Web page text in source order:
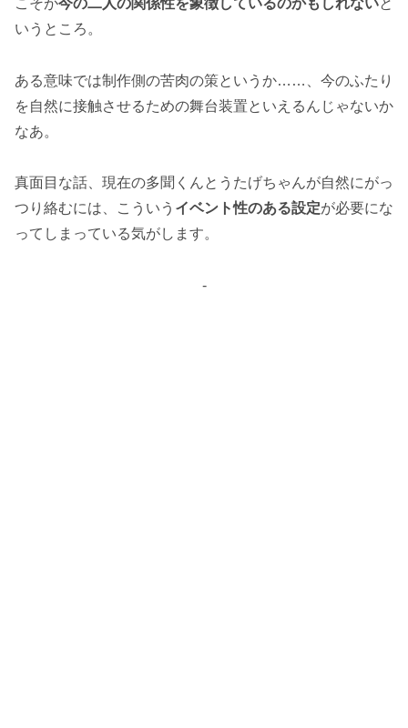
いうところ。
ある意味では制作側の苦肉の策というか……、今のふたり
を自然に接触させるための舞台装置といえるんじゃないか
なあ。
真面目な話、現在の多聞くんとうたげちゃんが自然にがっ
つり絡むには、こういう イベント性のある設定が必要にな
ってしまっている気がします。
-